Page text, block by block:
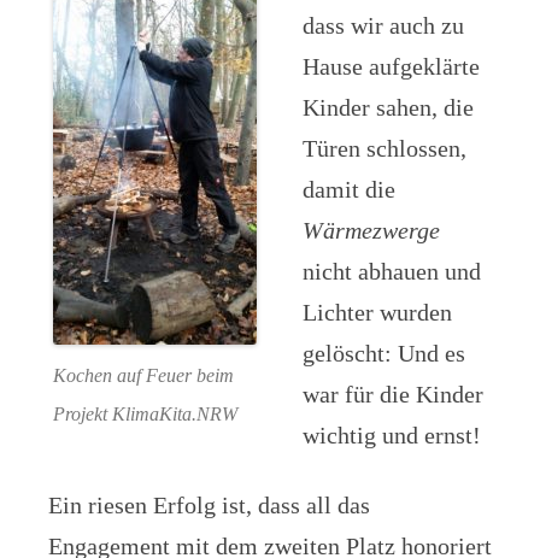
Kochen auf Feuer beim
Projekt KlimaKita.NRW
dass wir auch zu
Hause aufgeklärte
Kinder sahen, die
Türen schlossen,
damit die
Wärmezwerge
nicht abhauen und
Lichter wurden
gelöscht: Und es
war für die Kinder
wichtig und ernst!
Ein riesen Erfolg ist, dass all das
Engagement mit dem zweiten Platz honoriert